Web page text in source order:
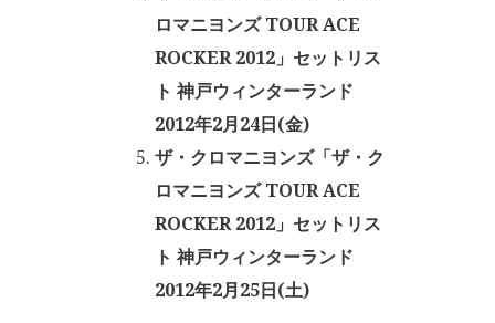
ロマニヨンズ TOUR ACE
ROCKER 2012」セットリス
ト 神戸ウィンターランド
2012年2月24日(金)
ザ・クロマニヨンズ「ザ・ク
ロマニヨンズ TOUR ACE
ROCKER 2012」セットリス
ト 神戸ウィンターランド
2012年2月25日(土)